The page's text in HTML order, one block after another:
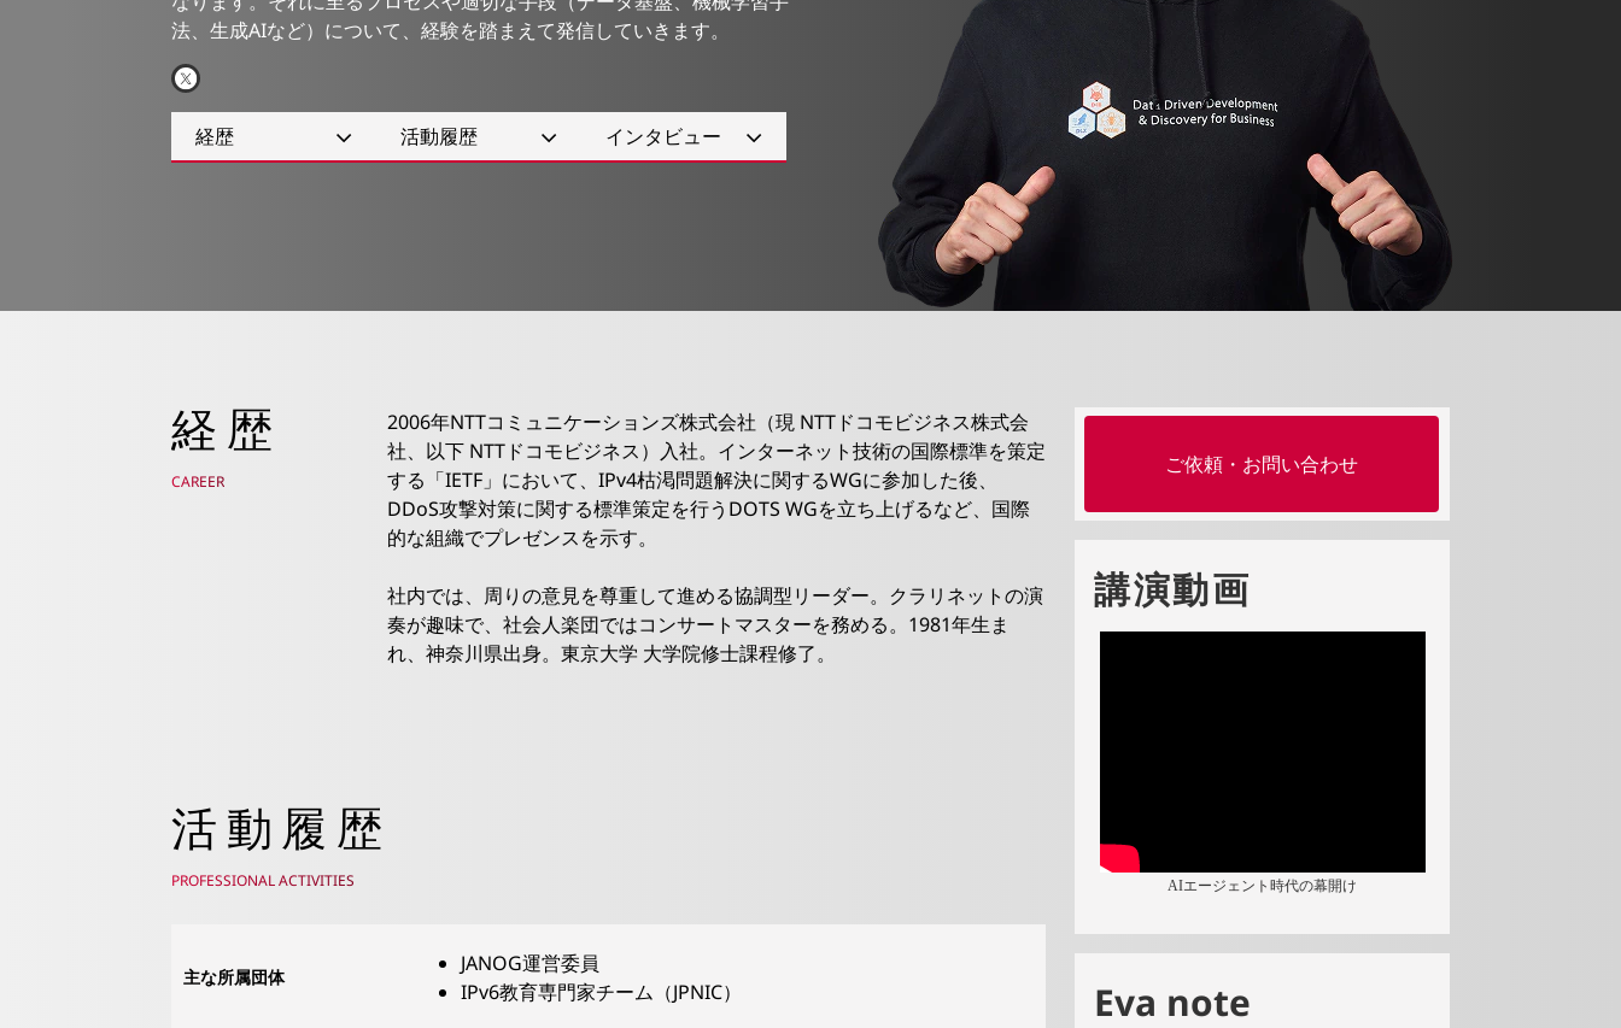
法、生成AIなど）について、経験を踏まえて発信していきます。
経歴 活動履歴 インタビュー
経歴
CAREER
2006年NTTコミュニケーションズ株式会社（現 NTTドコモビジネス株式会
社、以下 NTTドコモビジネス）入社。インターネット技術の国際標準を策定
する「IETF」において、IPv4枯渇問題解決に関するWGに参加した後、
DDoS攻撃対策に関する標準策定を行うDOTS WGを立ち上げるなど、国際
的な組織でプレゼンスを示す。
社内では、周りの意見を尊重して進める協調型リーダー。クラリネットの演
奏が趣味で、社会人楽団ではコンサートマスターを務める。1981年生ま
れ、神奈川県出身。東京大学 大学院修士課程修了。
活動履歴
PROFESSIONAL ACTIVITIES
主な所属団体
JANOG運営委員
IPv6教育専門家チーム（JPNIC）
ご依頼・お問い合わせ
講演動画
AIエージェント時代の幕開け
Eva note